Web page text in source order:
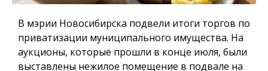
В мэрии Новосибирска подвели итоги торгов по
приватизации муниципального имущества. На
аукционы, которые прошли в конце июля, были
выставлены нежилое помещение в подвале на